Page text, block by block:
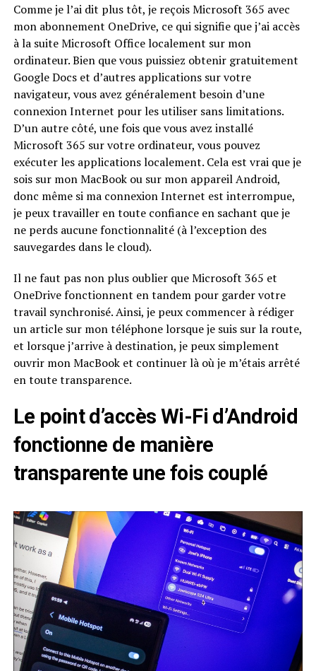
Comme je l’ai dit plus tôt, je reçois Microsoft 365 avec
mon abonnement OneDrive, ce qui signifie que j’ai accès
à la suite Microsoft Office localement sur mon
ordinateur. Bien que vous puissiez obtenir gratuitement
Google Docs et d’autres applications sur votre
navigateur, vous avez généralement besoin d’une
connexion Internet pour les utiliser sans limitations.
D’un autre côté, une fois que vous avez installé
Microsoft 365 sur votre ordinateur, vous pouvez
exécuter les applications localement. Cela est vrai que je
sois sur mon MacBook ou sur mon appareil Android,
donc même si ma connexion Internet est interrompue,
je peux travailler en toute confiance en sachant que je
ne perds aucune fonctionnalité (à l’exception des
sauvegardes dans le cloud).
Il ne faut pas non plus oublier que Microsoft 365 et
OneDrive fonctionnent en tandem pour garder votre
travail synchronisé. Ainsi, je peux commencer à rédiger
un article sur mon téléphone lorsque je suis sur la route,
et lorsque j’arrive à destination, je peux simplement
ouvrir mon MacBook et continuer là où je m’étais arrêté
en toute transparence.
Le point d’accès Wi-Fi d’Android
fonctionne de manière
transparente une fois couplé